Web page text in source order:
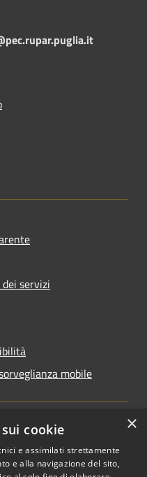
servizi
mobile
Copyright © 2026 • Comune di
×
cookie
e assimilati strettamente
e alla navigazione del sito,